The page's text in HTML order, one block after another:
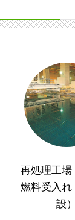
再処理工場
燃料受入れ
設